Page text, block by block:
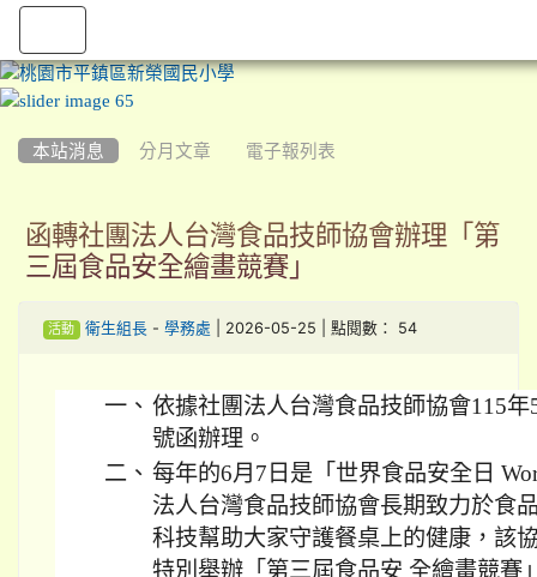
本站消息 分月文章 電子報列表
函轉社團法人台灣食品技師協會辦理「第
三屆食品安全繪畫競賽」
活動 衛生組長- 學務處 | 2026-05-25 | 點閱數： 54
一、 依據社團法人台灣食品技師協會115
號函辦理。
二、 每年的6月7日是「世界食品安全日
法人台灣食品技師協會長期致力於食
科技幫助大家守護餐桌上的健康，該
特別舉辦「第三屆食品安 全繪畫競賽